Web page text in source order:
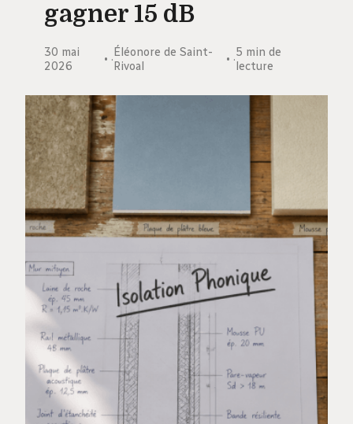
gagner 15 dB
30 mai
2026
·Éléonore de Saint-
Rivoal
·5 min de
lecture